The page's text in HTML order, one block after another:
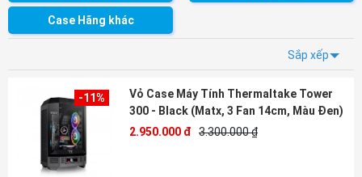
Case Hãng khác
Sắp xếp
-11%
Vỏ Case Máy Tính Thermaltake Tower
300 - Black (Matx, 3 Fan 14cm, Màu Đen)
2.950.000 đ
3.300.000 ₫